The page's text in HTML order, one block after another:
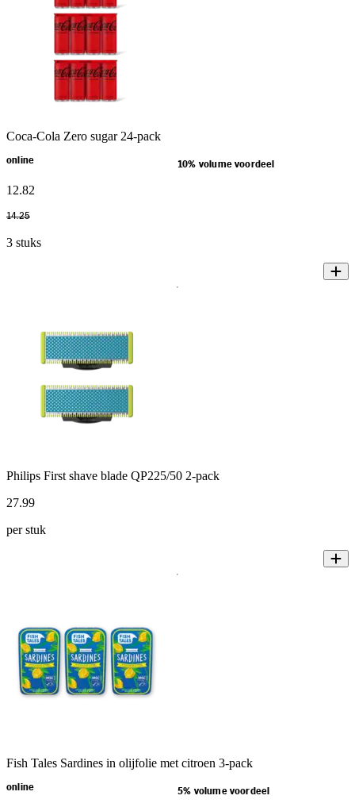
Coca-Cola Zero sugar 24-pack
online 10% volume voordeel
12.82
14.25
3 stuks
Philips First shave blade QP225/50 2-pack
27.99
per stuk
Fish Tales Sardines in olijfolie met citroen 3-pack
online 5% volume voordeel